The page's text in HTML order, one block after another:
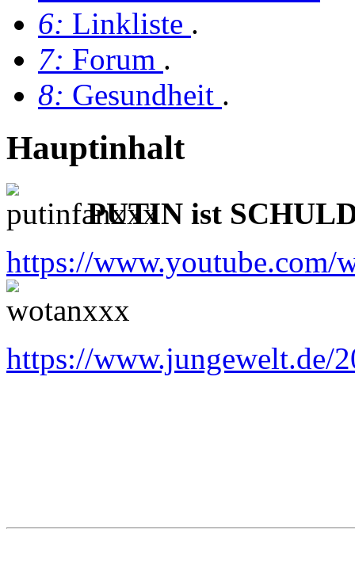
6: Linkliste .
7: Forum .
8: Gesundheit .
Hauptinhalt
PUTIN ist
https://
https://www.jungewelt.de/